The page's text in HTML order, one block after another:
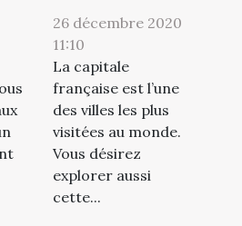
26 décembre 2020
11:10
La capitale
française est l’une
des villes les plus
visitées au monde.
Vous désirez
explorer aussi
cette...